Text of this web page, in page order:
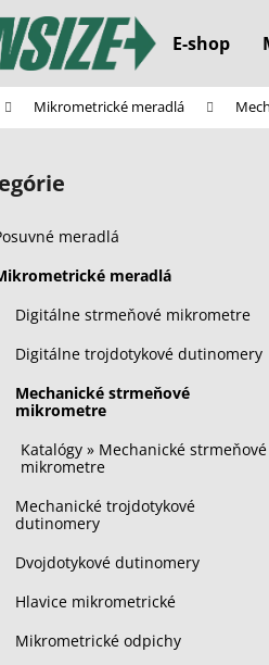
E-shop
Mikrometrické meradlá
meradlá
meradlá
Digitálne strmeňové mikrometre
Digitálne trojdotykové dutinomery
Mechanické strmeňové
mikrometre
Katalógy » Mechanické strmeňové
mikrometre
Mechanické trojdotykové
dutinomery
Dvojdotykové dutinomery
Hlavice mikrometrické
Mikrometrické odpichy